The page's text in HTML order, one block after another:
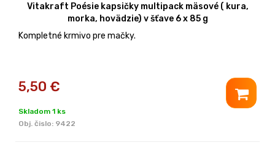
Vitakraft Poésie kapsičky multipack mäsové ( kura,
morka, hovädzie) v šťave 6 x 85 g
Kompletné krmivo pre mačky.
5,50 €
Skladom 1 ks
Obj. čislo: 9422